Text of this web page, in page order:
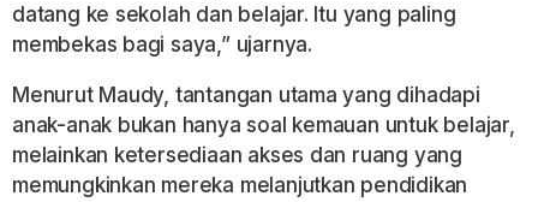
datang ke sekolah dan belajar. Itu yang paling
membekas bagi saya,” ujarnya.
Menurut Maudy, tantangan utama yang dihadapi
anak-anak bukan hanya soal kemauan untuk belajar,
melainkan ketersediaan akses dan ruang yang
memungkinkan mereka melanjutkan pendidikan